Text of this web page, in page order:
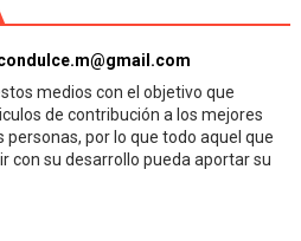
medios con el objetivo que
de contribución a los mejores
personas, por lo que todo aquel que
con su desarrollo pueda aportar su